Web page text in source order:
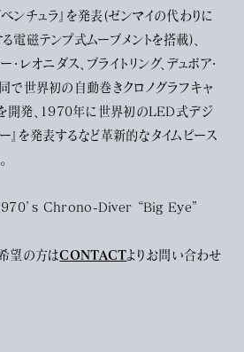
ンチュラ』を発表(ゼンマイの代わりに
電磁テンプ式ムーブメントを搭載)、
レオニダス、ブライトリング、デュボア・
で世界初の自動巻きクロノグラフキャ
を開発、1970年に世界初のLED式デジ
』を発表するなど革新的なタイムピース
Chrono-Diver “Big Eye”
望の方はCONTACTよりお問い合わせ